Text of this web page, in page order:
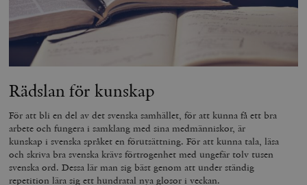
Rädslan för kunskap
För att bli en del av det svenska samhället, för att kunna få ett bra
arbete och fungera i samklang med sina medmänniskor, är
kunskap i svenska språket en förutsättning. För att kunna tala, läsa
och skriva bra svenska krävs förtrogenhet med ungefär tolv tusen
svenska ord. Dessa lär man sig bäst genom att under ständig
repetition lära sig ett hundratal nya glosor i veckan.